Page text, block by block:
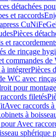
détachées
et raccords
CuNiFe
Pièces
et
de rinçage
commandes
intégrerPièces
WC avec
pour
filetés
Avec raccords
à
pour Avec
sphérique